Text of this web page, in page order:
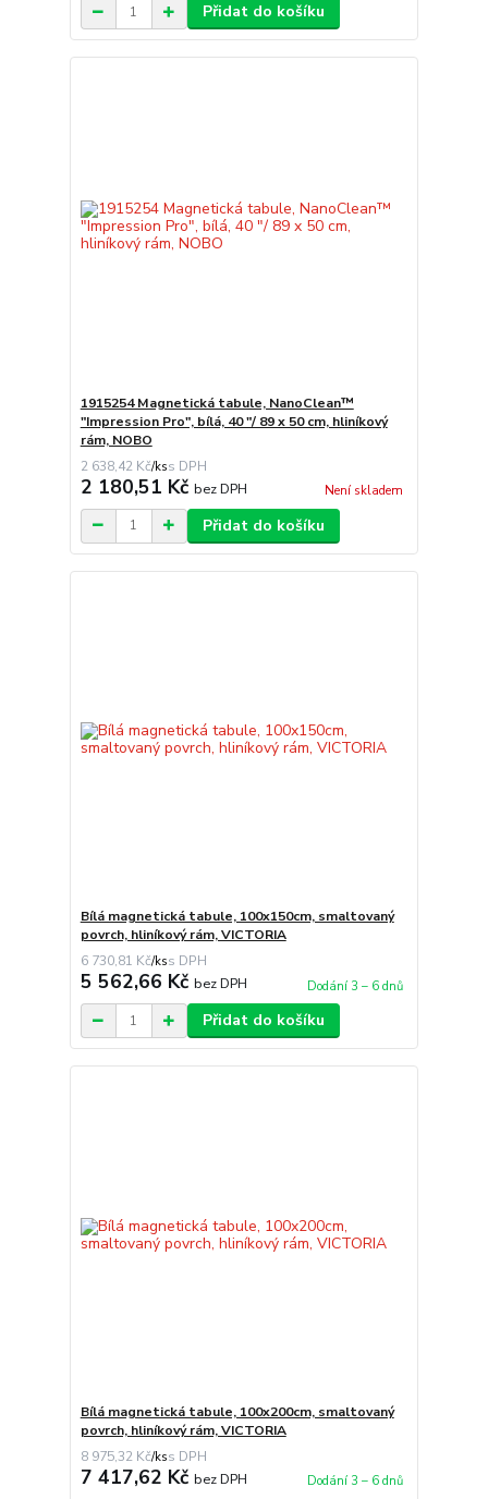
Přidat do košíku
1915254 Magnetická tabule, NanoClean™
"Impression Pro", bílá, 40 "/ 89 x 50 cm, hliníkový
rám, NOBO
2 638,42 Kč/ks
2 180,51 Kč bez DPH Není skladem
Přidat do košíku
Bílá magnetická tabule, 100x150cm, smaltovaný
povrch, hliníkový rám, VICTORIA
6 730,81 Kč/ks
5 562,66 Kč bez DPH Dodání 3 – 6 dnů
Přidat do košíku
Bílá magnetická tabule, 100x200cm, smaltovaný
povrch, hliníkový rám, VICTORIA
8 975,32 Kč/ks
7 417,62 Kč bez DPH Dodání 3 – 6 dnů